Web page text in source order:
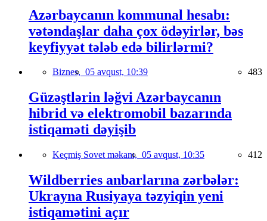
Azərbaycanın kommunal hesabı:
vətəndaşlar daha çox ödəyirlər, bəs
keyfiyyət tələb edə bilirlərmi?
Biznes, 05 avqust, 10:39 483
Güzəştlərin ləğvi Azərbaycanın
hibrid və elektromobil bazarında
istiqaməti dəyişib
Keçmiş Sovet məkanı, 05 avqust, 10:35 412
Wildberries anbarlarına zərbələr:
Ukrayna Rusiyaya təzyiqin yeni
istiqamətini açır